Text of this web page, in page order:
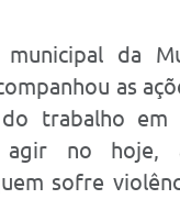
da
as
do trabalho em
agir no hoje,
sofre